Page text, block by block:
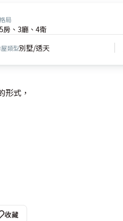
格局
5房、3廳、4衛
類型別墅/透天
式，
收藏